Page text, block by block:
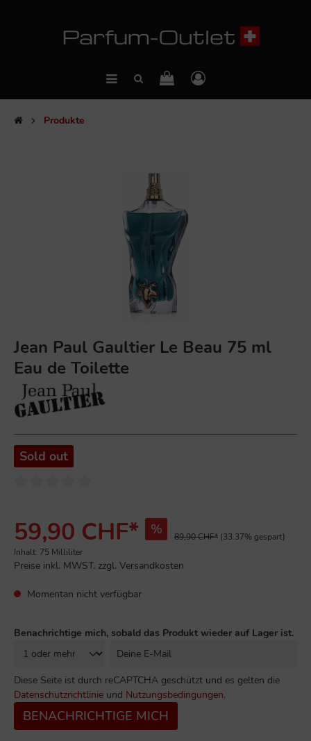
Produkte
Jean Paul Gaultier Le Beau 75 ml
Eau de Toilette
Sold out
59,90 CHF* % 89,90 CHF* (33.37% gespart)
Inhalt: 75 Milliliter
Preise inkl. MWST. zzgl. Versandkosten
Momentan nicht verfügbar
Benachrichtige mich, sobald das Produkt wieder auf Lager ist.
Diese Seite ist durch reCAPTCHA geschützt und es gelten die
Datenschutzrichtlinie und Nutzungsbedingungen.
BENACHRICHTIGE MICH